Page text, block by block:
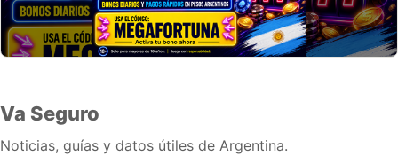
Va Seguro
Noticias, guías y datos útiles de Argentina.